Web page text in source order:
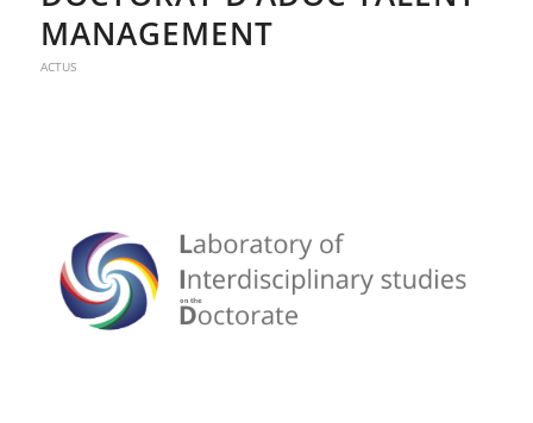
MANAGEMENT
ACTUS